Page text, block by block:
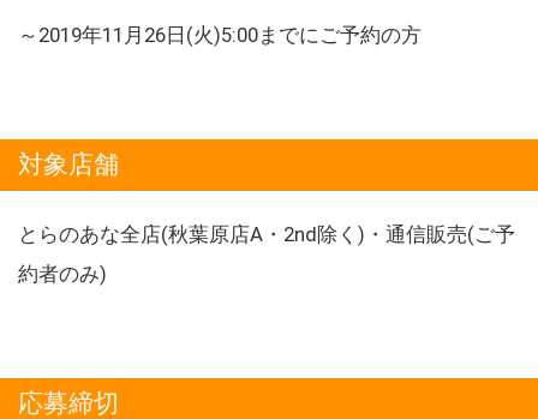
～2019年11月26日(火)5:00までにご予約の方
対象店舗
とらのあな全店(秋葉原店A・2nd除く)・通信販売(ご予
約者のみ)
応募締切